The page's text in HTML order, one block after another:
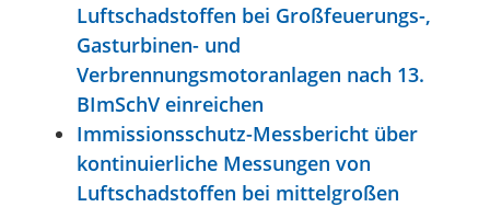
Luftschadstoffen bei Großfeuerungs-,
Gasturbinen- und
Verbrennungsmotoranlagen nach 13.
BImSchV einreichen
Immissionsschutz-Messbericht über
kontinuierliche Messungen von
Luftschadstoffen bei mittelgroßen